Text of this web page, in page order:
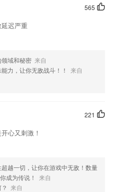
565
迟严重
领域和秘密 来自
力，让你无敌战斗！！
来自
221
心又刺激！
超越一切，让你在游戏中无敌！数量
成为传说！
来自
来自